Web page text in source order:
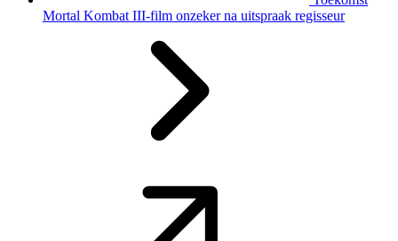
Mortal Kombat III-film onzeker na uitspraak regisseur